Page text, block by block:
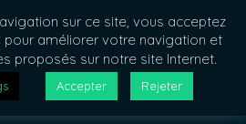
sur ce site, vous acceptez
pour améliorer votre navigation et
proposés sur notre site Internet.
Accepter Rejeter